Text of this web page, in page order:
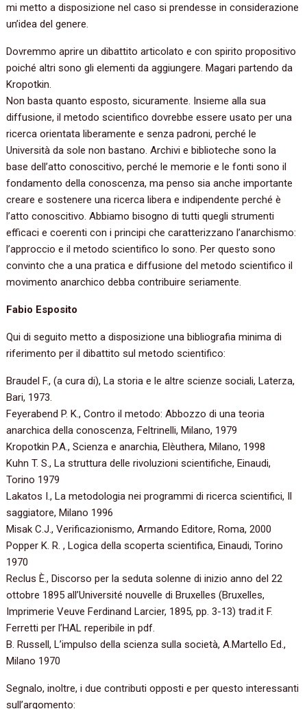
mi metto a disposizione nel caso si prendesse in considerazione
un’idea del genere.
Dovremmo aprire un dibattito articolato e con spirito propositivo
poiché altri sono gli elementi da aggiungere. Magari partendo da
Kropotkin.
Non basta quanto esposto, sicuramente. Insieme alla sua
diffusione, il metodo scientifico dovrebbe essere usato per una
ricerca orientata liberamente e senza padroni, perché le
Università da sole non bastano. Archivi e biblioteche sono la
base dell’atto conoscitivo, perché le memorie e le fonti sono il
fondamento della conoscenza, ma penso sia anche importante
creare e sostenere una ricerca libera e indipendente perché è
l’atto conoscitivo. Abbiamo bisogno di tutti quegli strumenti
efficaci e coerenti con i principi che caratterizzano l’anarchismo:
l’approccio e il metodo scientifico lo sono. Per questo sono
convinto che a una pratica e diffusione del metodo scientifico il
movimento anarchico debba contribuire seriamente.
Fabio Esposito
Qui di seguito metto a disposizione una bibliografia minima di
riferimento per il dibattito sul metodo scientifico:
Braudel F., (a cura di), La storia e le altre scienze sociali, Laterza,
Bari, 1973.
Feyerabend P. K., Contro il metodo: Abbozzo di una teoria
anarchica della conoscenza, Feltrinelli, Milano, 1979
Kropotkin P.A., Scienza e anarchia, Elèuthera, Milano, 1998
Kuhn T. S., La struttura delle rivoluzioni scientifiche, Einaudi,
Torino 1979
Lakatos I., La metodologia nei programmi di ricerca scientifici, Il
saggiatore, Milano 1996
Misak C.J., Verificazionismo, Armando Editore, Roma, 2000
Popper K. R. , Logica della scoperta scientifica, Einaudi, Torino
1970
Reclus È., Discorso per la seduta solenne di inizio anno del 22
ottobre 1895 all’Université nouvelle di Bruxelles (Bruxelles,
Imprimerie Veuve Ferdinand Larcier, 1895, pp. 3-13) trad.it F.
Ferretti per l’HAL reperibile in pdf.
B. Russell, L’impulso della scienza sulla società, A.Martello Ed.,
Milano 1970
Segnalo, inoltre, i due contributi opposti e per questo interessanti
sull’argomento: